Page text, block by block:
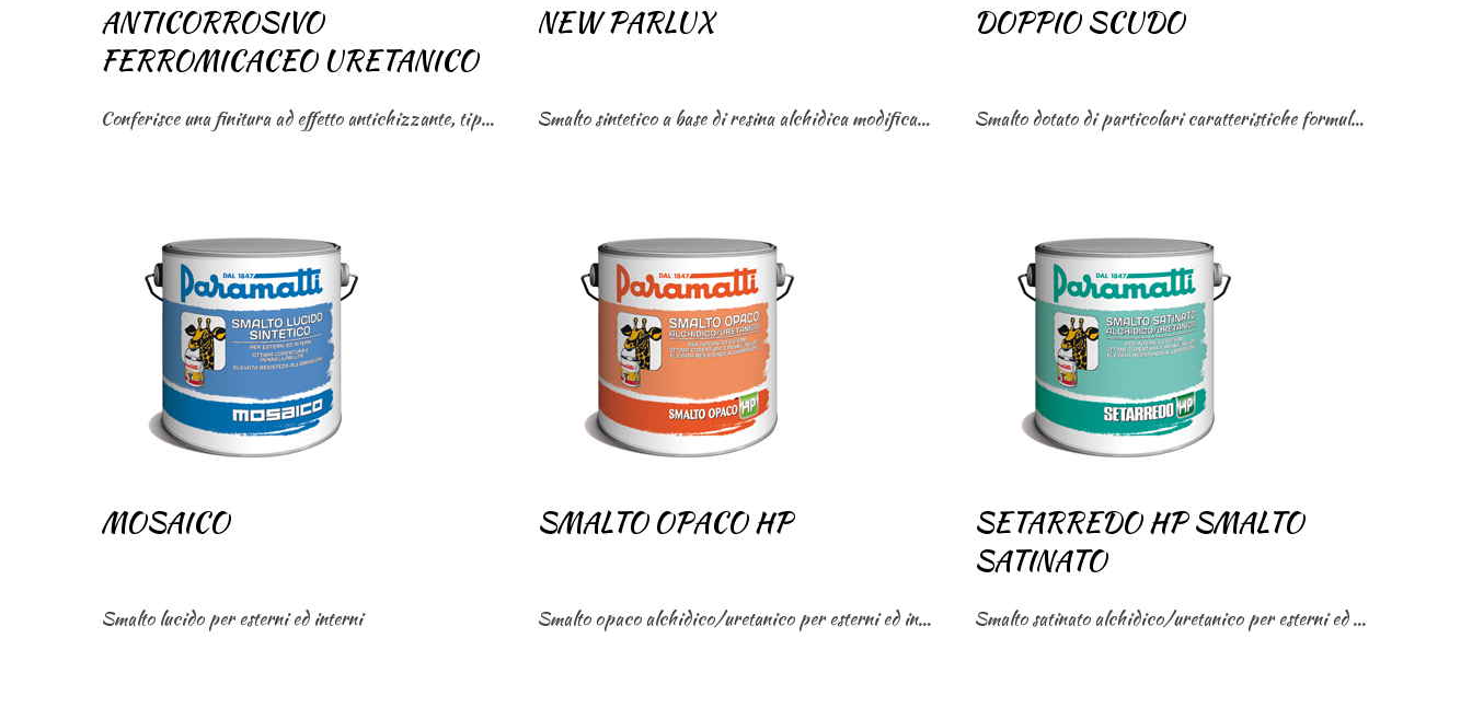
ANTICORROSIVO
FERROMICACEO URETANICO
Conferisce una finitura ad effetto antichizzante, tipica del ferro battuto.
NEW PARLUX
Smalto sintetico a base di resina alchidica modificata dotato di ottima durezza e resistenza meccanica ed agli agenti
DOPPIO SCUDO
Smalto dotato di particolari caratteristiche formulative tali da bloccare il processo di corrosione assicurando al tempo
MOSAICO
Smalto lucido per esterni ed interni
SMALTO OPACO HP
Smalto opaco alchidico/uretanico per esterni ed interni
SETARREDO HP SMALTO
SATINATO
Smalto satinato alchidico/uretanico per esterni ed interni